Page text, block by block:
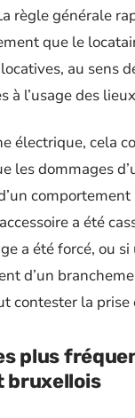
règle générale
que le
au sens
à l’usage des
électrique, cela
les dommages
a été
a été forcé, ou
d’un
contester la prise
plus
bruxellois